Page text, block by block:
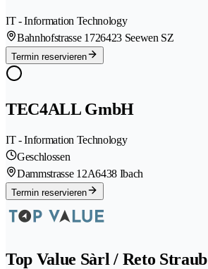
IT - Information Technology
Bahnhofstrasse 1726423 Seewen SZ
Termin reservieren
TEC4ALL GmbH
IT - Information Technology
Geschlossen
Dammstrasse 12A6438 Ibach
Termin reservieren
Top Value Sàrl / Reto Straub